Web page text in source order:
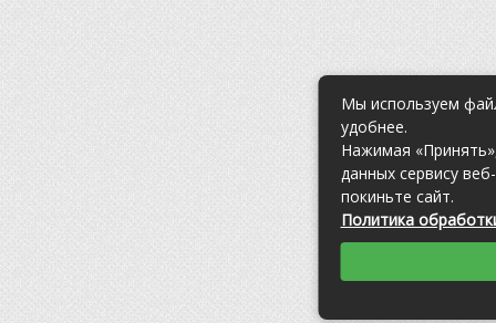
Мы используем
удобнее.
Нажимая
данных сервису
покиньте сайт.
Политика